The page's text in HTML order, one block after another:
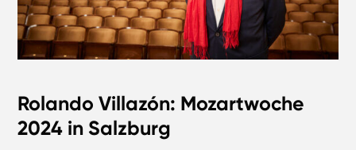
Rolando Villazón: Mozartwoche
2024 in Salzburg